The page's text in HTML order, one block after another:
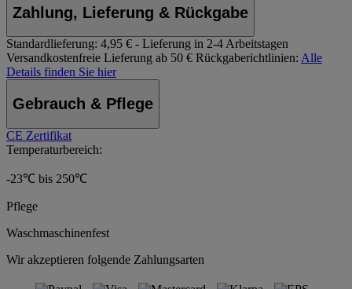
Zahlung, Lieferung & Rückgabe
Standardlieferung: 4,95 € - Lieferung in 2-4 Arbeitstagen
Versandkostenfreie Lieferung ab 50 € Rückgaberichtlinien: Alle
Details finden Sie hier
Gebrauch & Pflege
CE Zertifikat
Temperaturbereich:
-23℃ bis 250℃
Pflege
Waschmaschinenfest
Wir akzeptieren folgende Zahlungsarten